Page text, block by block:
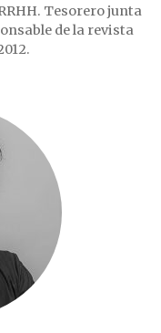
Tesorero junta
de la revista